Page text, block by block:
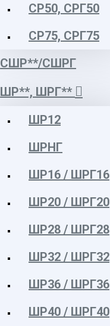
СР50, СРГ50
СР75, СРГ75
СШР**/СШРГ
ШР**, ШРГ**
ШР12
ШРНГ
ШР16 / ШРГ16
ШР20 / ШРГ20
ШР28 / ШРГ28
ШР32 / ШРГ32
ШР36 / ШРГ36
ШР40 / ШРГ40